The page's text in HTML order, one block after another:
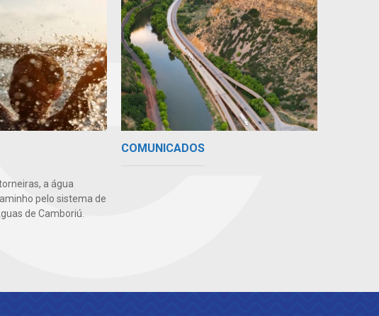
a água
pelo sistema de
de Camboriú.
COMUNICADOS